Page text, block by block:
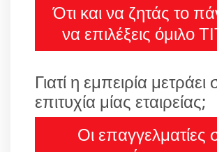
Ότι και να ζητάς το
να επιλέξεις όμιλο
Γιατί η εμπειρία μετράει
επιτυχία μίας εταιρείας;
Οι επαγγελματίες